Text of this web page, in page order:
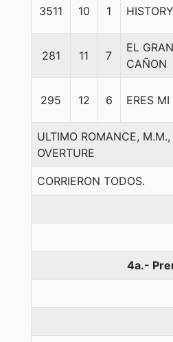
3511 10 1 HISTORY
281 11 7
EL GRAN
CAÑON
295 12 6 ERES MI
ULTIMO ROMANCE,
OVERTURE
CORRIERON TODOS.
4a.-